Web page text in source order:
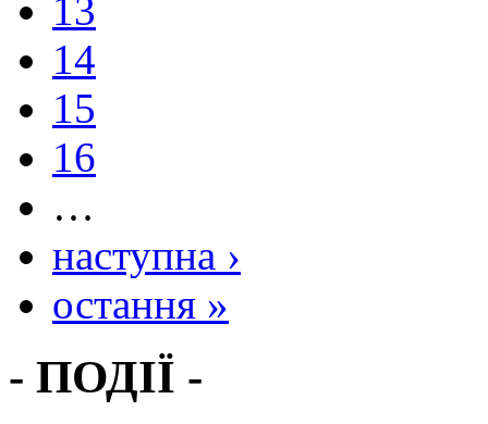
13
14
15
16
…
наступна ›
остання »
- ПОДІЇ -